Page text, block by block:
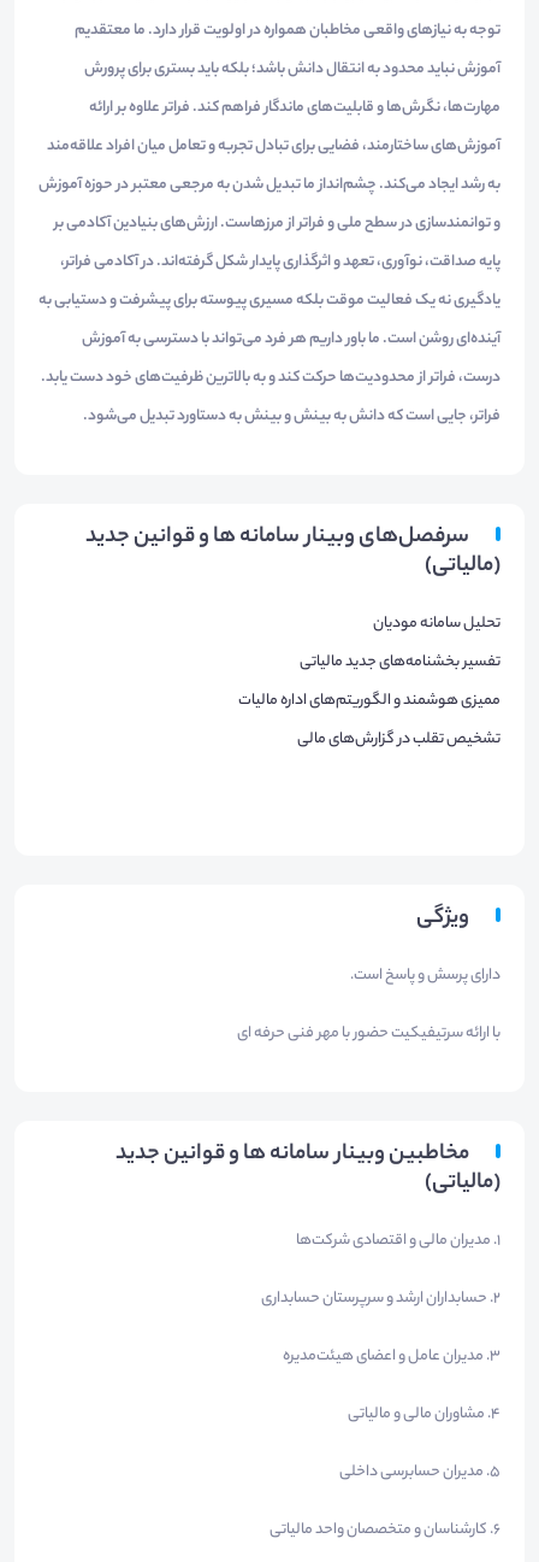
توجه به نیازهای واقعی مخاطبان همواره در اولویت قرار دارد. ما معتقدیم
آموزش نباید محدود به انتقال دانش باشد؛ بلکه باید بستری برای پرورش
مهارت‌ها، نگرش‌ها و قابلیت‌های ماندگار فراهم کند. فراتر علاوه بر ارائه
آموزش‌های ساختارمند، فضایی برای تبادل تجربه و تعامل میان افراد علاقه‌مند
به رشد ایجاد می‌کند. چشم‌انداز ما تبدیل شدن به مرجعی معتبر در حوزه آموزش
و توانمندسازی در سطح ملی و فراتر از مرزهاست. ارزش‌های بنیادین آکادمی بر
پایه صداقت، نوآوری، تعهد و اثرگذاری پایدار شکل گرفته‌اند. در آکادمی فراتر،
یادگیری نه یک فعالیت موقت بلکه مسیری پیوسته برای پیشرفت و دستیابی به
آینده‌ای روشن است. ما باور داریم هر فرد می‌تواند با دسترسی به آموزش
درست، فراتر از محدودیت‌ها حرکت کند و به بالاترین ظرفیت‌های خود دست یابد.
فراتر، جایی است که دانش به بینش و بینش به دستاورد تبدیل می‌شود.
سرفصل‌های وبینار سامانه ها و قوانین جدید
(مالیاتی)
تحلیل سامانه مودیان
تفسیر بخشنامه‌های جدید مالیاتی
ممیزی هوشمند و الگوریتم‌های اداره مالیات
تشخیص تقلب در گزارش‌های مالی
ویژگی
دارای پرسش و پاسخ است.
با ارائه سرتیفیکیت حضور با مهر فنی حرفه ای
مخاطبین وبینار سامانه ها و قوانین جدید
(مالیاتی)
1. مدیران مالی و اقتصادی شرکت‌ها
۲. حسابداران ارشد و سرپرستان حسابداری
۳. مدیران عامل و اعضای هیئت‌مدیره
۴. مشاوران مالی و مالیاتی
۵. مدیران حسابرسی داخلی
۶. کارشناسان و متخصصان واحد مالیاتی